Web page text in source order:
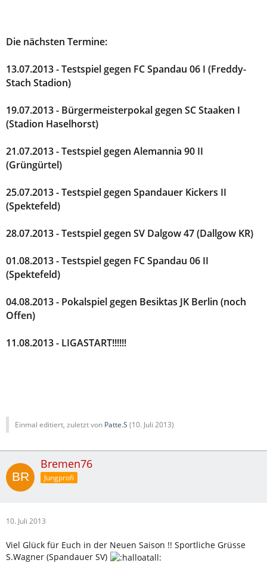
Die nächsten Termine:
13.07.2013 - Testspiel gegen FC Spandau 06 I (Freddy-
Stach Stadion)
19.07.2013 - Bürgermeisterpokal gegen SC Staaken I
(Stadion Haselhorst)
21.07.2013 - Testspiel gegen Alemannia 90 II
(Grüngürtel)
25.07.2013 - Testspiel gegen Spandauer Kickers II
(Spektefeld)
28.07.2013 - Testspiel gegen SV Dalgow 47 (Dallgow KR)
01.08.2013 - Testspiel gegen FC Spandau 06 II
(Spektefeld)
04.08.2013 - Pokalspiel gegen Besiktas JK Berlin (noch
Offen)
11.08.2013 - LIGASTART!!!!!!
Einmal editiert, zuletzt von Patte.S (10. Juli 2013)
Bremen76
Jungprofi
10. Juli 2013
Viel Glück für Euch in der Neuen Saison !! Sportliche Grüsse
S.Wagner (Spandauer SV)